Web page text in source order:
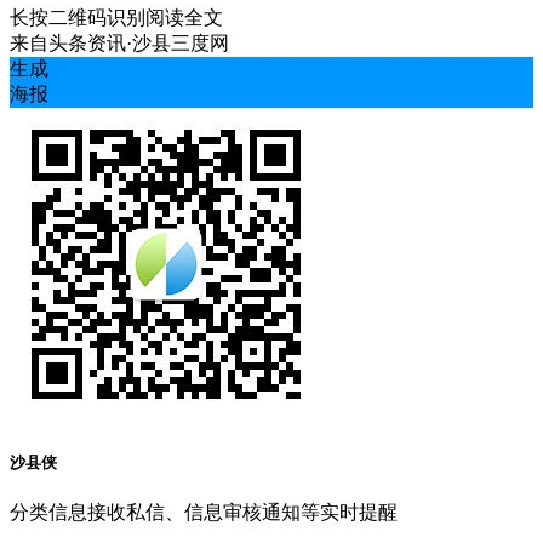
长按二维码识别阅读全文
来自头条资讯·沙县三度网
生成
海报
沙县侠
分类信息接收私信、信息审核通知等实时提醒